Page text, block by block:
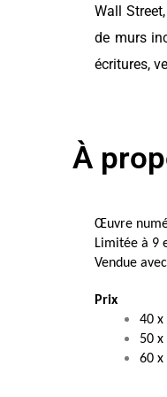
Wall
de murs
écritures,
À
Œuvre
Limitée à 9
Vendue
Prix
40 x
50 x
60 x